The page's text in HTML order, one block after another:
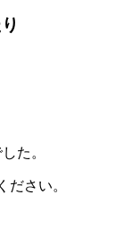
た。
ださい。